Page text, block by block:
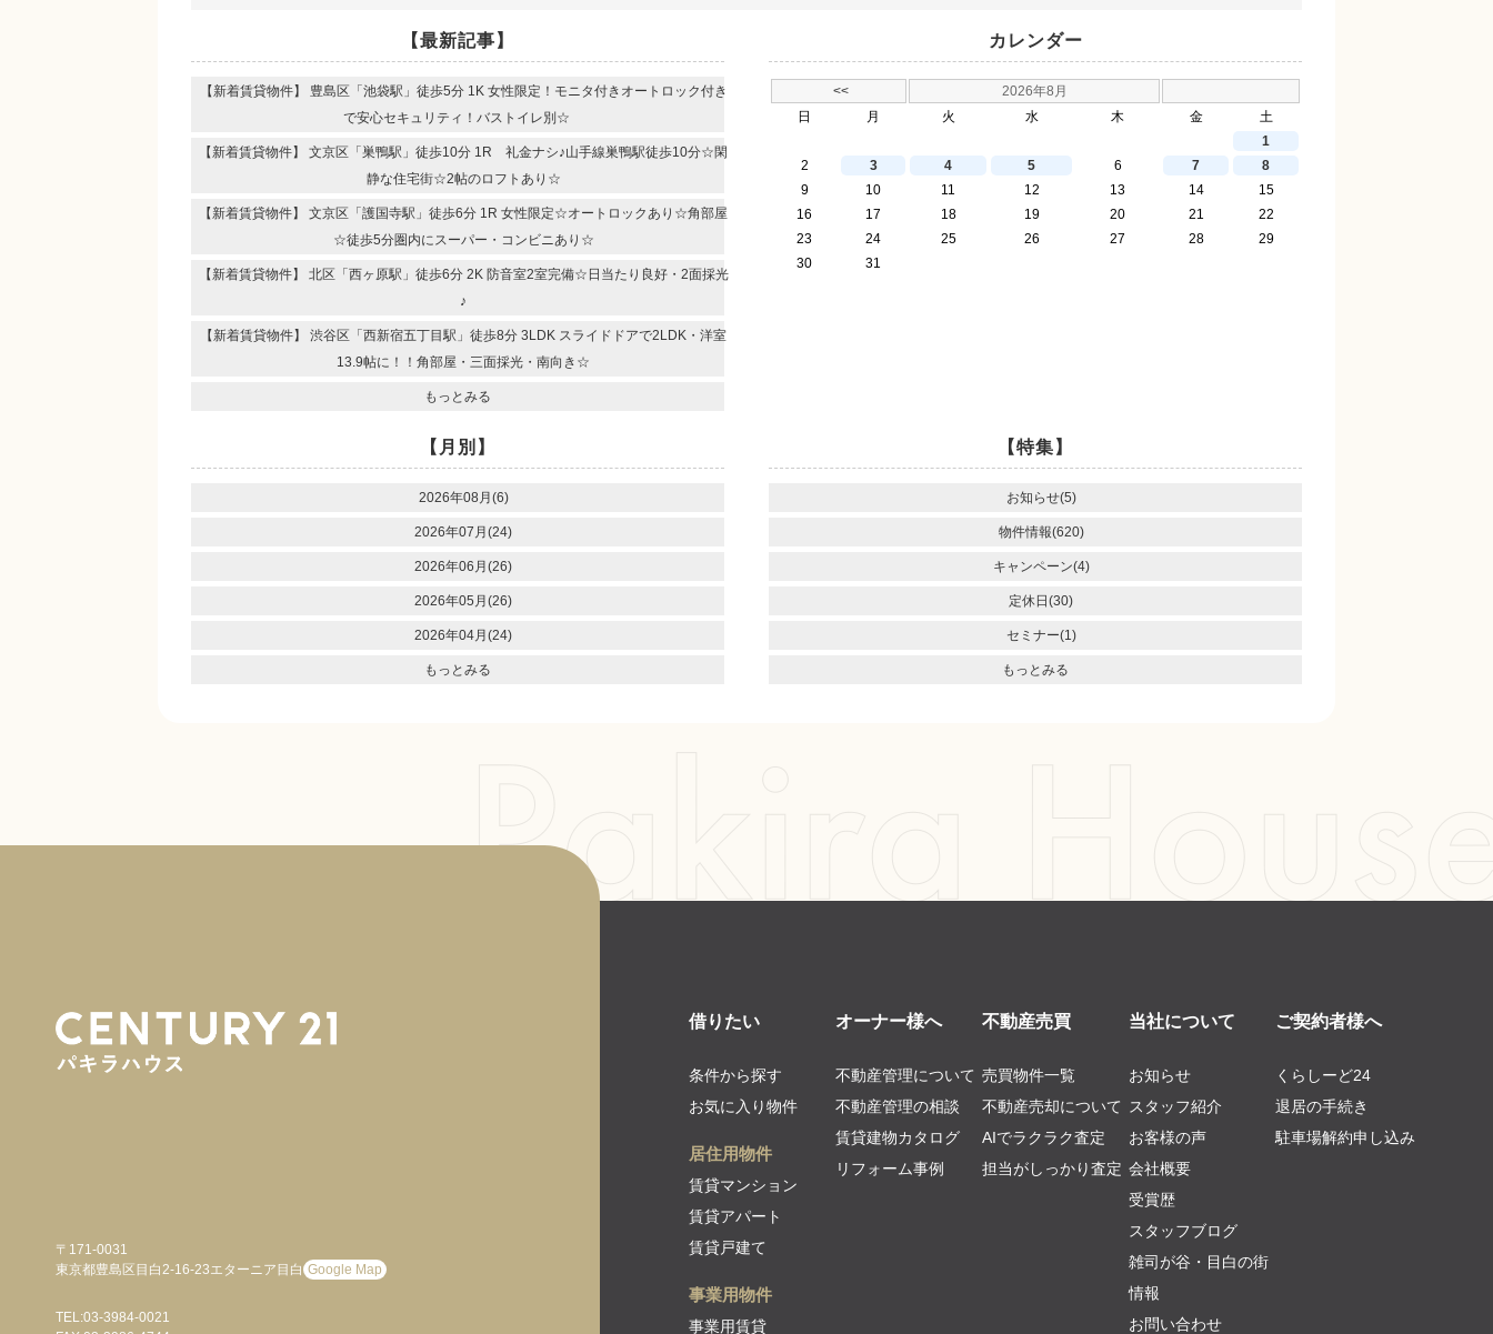
【最新記事】
【新着賃貸物件】 豊島区「池袋駅」徒歩5分 1K 女性限定！モニタ付きオートロック付き
で安心セキュリティ！バストイレ別☆
【新着賃貸物件】 文京区「巣鴨駅」徒歩10分 1R 礼金ナシ♪山手線巣鴨駅徒歩10分☆閑
静な住宅街☆2帖のロフトあり☆
【新着賃貸物件】 文京区「護国寺駅」徒歩6分 1R 女性限定☆オートロックあり☆角部屋
☆徒歩5分圏内にスーパー・コンビニあり☆
【新着賃貸物件】 北区「西ヶ原駅」徒歩6分 2K 防音室2室完備☆日当たり良好・2面採光
♪
【新着賃貸物件】 渋谷区「西新宿五丁目駅」徒歩8分 3LDK スライドドアで2LDK・洋室
13.9帖に！！角部屋・三面採光・南向き☆
もっとみる
カレンダー
<<
2026年8月
日
月 火 水 木 金
土
1
2
3 4 5 6 7
8
9
10 11 12 13 14
15
16
17 18 19 20 21
22
23
24 25 26 27 28
29
30
31
【月別】
2026年08月(6)
2026年07月(24)
2026年06月(26)
2026年05月(26)
2026年04月(24)
もっとみる
【特集】
お知らせ(5)
物件情報(620)
キャンペーン(4)
定休日(30)
セミナー(1)
もっとみる
〒171-0031
東京都豊島区目白2-16-23エターニア目白 Google Map
TEL:03-3984-0021
借りたい
条件から探す
お気に入り物件
居住用物件
賃貸マンション
賃貸アパート
賃貸戸建て
事業用物件
事業用賃貸
オーナー様へ
不動産管理について
不動産管理の相談
賃貸建物カタログ
リフォーム事例
不動産売買
売買物件一覧
不動産売却について
AIでラクラク査定
担当がしっかり査定
当社について
お知らせ
スタッフ紹介
お客様の声
会社概要
受賞歴
スタッフブログ
雑司が谷・目白の街
情報
お問い合わせ
ご契約者様へ
くらしーど24
退居の手続き
駐車場解約申し込み